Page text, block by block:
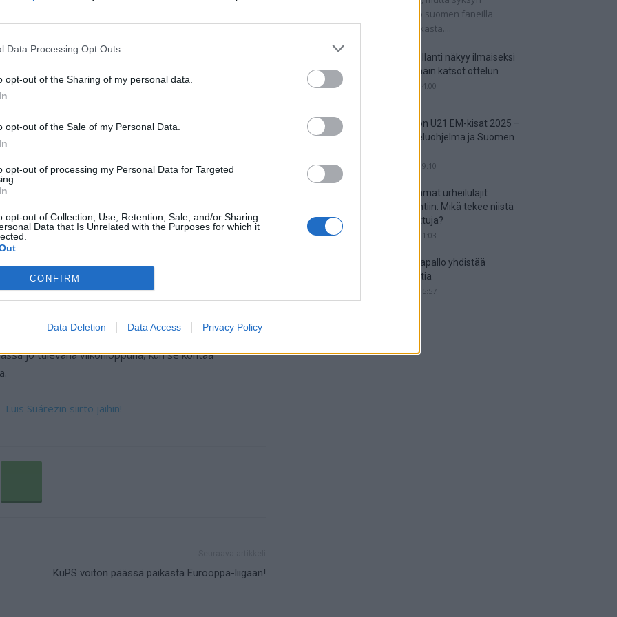
Data Processing Opt Outs
opt-out of the Sharing of my personal data.
opt-out of the Sale of my Personal Data.
opt-out of processing my Personal Data for Targeted
opt-out of Collection, Use, Retention, Sale, and/or Sharing
Data that Is Unrelated with the Purposes for which it
CONFIRM
Data Deletion Data Access Privacy Policy
Nelson Semedo on tarttunut
Seura kertoo asiasta nettisivuilla
itselleen mukavat 31 miljoonaa. Semedon sopimus
on kahdesta vuodesta optio.
laitapuolustajan paikalla. Portugalilainen on myös
Toistaiseksi Wolvesin tuore hankinta
erittäin tyytyväinen hankintaan.
hankkia maailmanluokan pelaajia
näyttää, että emme koskaan lopeta kehittymistä ja
jo tulevana viikonloppuna, kun se kohtaa
Suárezin siirto jäihin!
KuPS voiton päässä paikasta Eurooppa-liigaan!
ratkaisuottelut kertovat, onko suomen faneilla
realistista unelmoida kisapaikasta....
Suomi-Hollanti näkyy ilmaiseksi
TV:stä – näin katsot ottelun
06.06.2025 14:00
Jalkapallon U21 EM-kisat 2025 –
tässä otteluohjelma ja Suomen
18.05.2025 09:10
Suosituimmat urheilulajit
vedonlyöntiin: Mikä tekee niistä
niin suosittuja?
05.05.2025 11:03
Miten jalkapallo yhdistää
kansakuntia
25.04.2025 15:57